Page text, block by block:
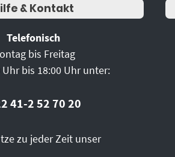
& Kontakt
Telefonisch
bis Freitag
Uhr bis 18:00 Uhr unter:
41-2 52 70 20
zu jeder Zeit unser